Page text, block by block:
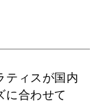
ティスが国内
に合わせて